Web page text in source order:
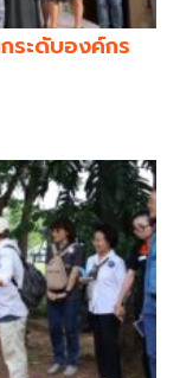
ระดับองค์กร